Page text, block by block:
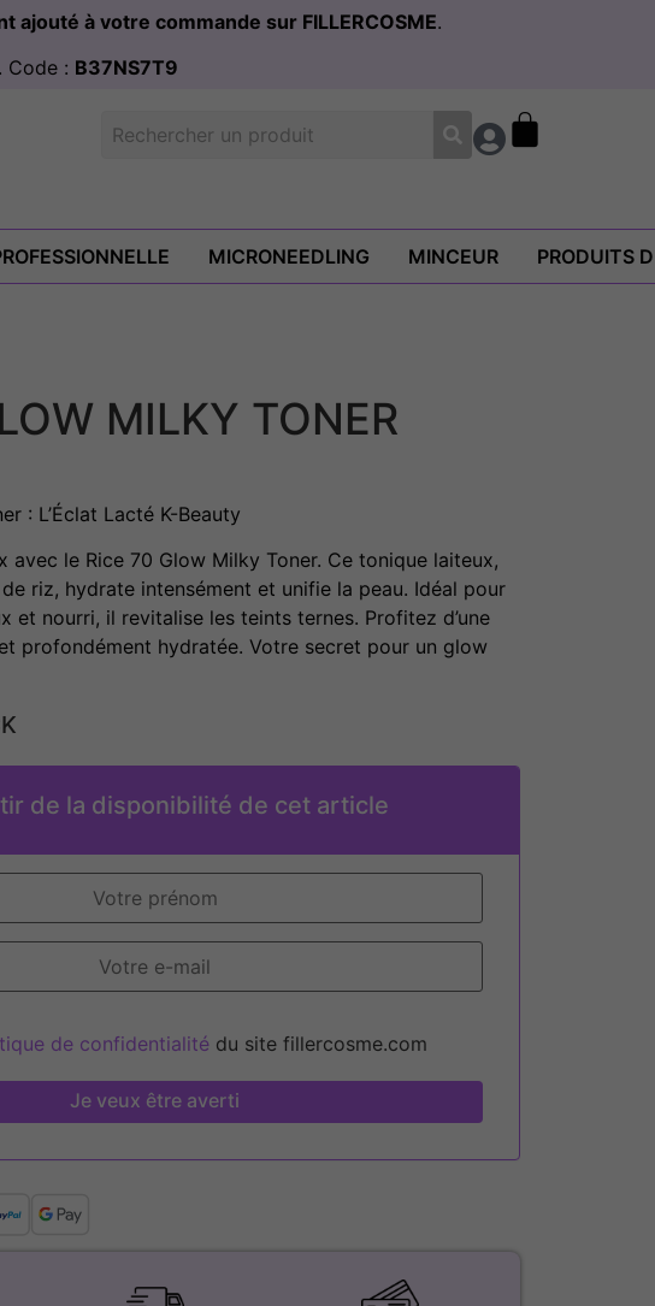
ajouté à votre commande sur FILLERCOSME.
Code : B37NS7T9
MICRONEEDLING MINCEUR PRODUITS
MILKY TONER
: L’Éclat Lacté K-Beauty
avec le Rice 70 Glow Milky Toner. Ce tonique laiteux,
riz, hydrate intensément et unifie la peau. Idéal pour
et nourri, il revitalise les teints ternes. Profitez d’une
profondément hydratée. Votre secret pour un glow
de la disponibilité de cet article
de confidentialité du site fillercosme.com
Je veux être averti